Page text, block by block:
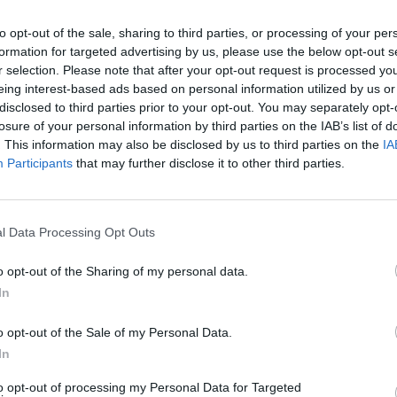
opt-out of the sale, sharing to third parties, or processing of your
for targeted advertising by us, please use the below opt-out
selection. Please note that after your opt-out request is processed
interest-based ads based on personal information utilized by us
to third parties prior to your opt-out. You may separately
of your personal information by third parties on the IAB’s list of
This information may also be disclosed by us to third parties on the
Participants that may further disclose it to other third parties.
Data Processing Opt Outs
opt-out of the Sharing of my personal data.
opt-out of the Sale of my Personal Data.
opt-out of processing my Personal Data for Targeted
di Lampedusa continua ad affrontare
con l’arrivo di 14 barchini, carichi di
circostanti. L’Hotspot di contrada
l’accoglienza e la registrazione dei
del sovraffollamento.
più critica nelle ultime settimane, con
e soccorsi dalla Guardia di
Nonostante gli sforzi delle autorità
l’aumento costante degli sbarchi sta
disponibili sull’isola.
per ospitare un numero limitato di
dignitose, si trova ora al di là della
arrivati di recente sono costretti a
arriva
7
Voci
7